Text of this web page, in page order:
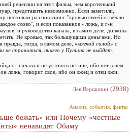
рецензии на этот фильм, чем коротенький
представить невозможно. Если заметили,
несколько раз повторил: "кровью своей отвечаю
слово", и если показанное - ложь, и г-н
и руководство канала, в самом деле, должны
Не кровью, так большущими деньгами. Но
правда, тогда, в самом деле, «мягкой силой» с
не справиться, ничего у Путина не выйдет.
от начала и не устоял в истине, ибо нет в нем
ложь, говорит свое, ибо он лжец и отец лжи.
Лев Вершинин (2938)
Анализ, события, факты
бежать» или Почему «честные
ненавидят Обаму